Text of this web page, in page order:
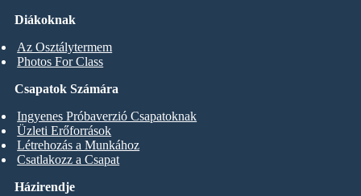
Diákoknak
Az Osztálytermem
Photos For Class
Csapatok Számára
Ingyenes Próbaverzió Csapatoknak
Üzleti Erőforrások
Létrehozás a Munkához
Csatlakozz a Csapat
Házirendje